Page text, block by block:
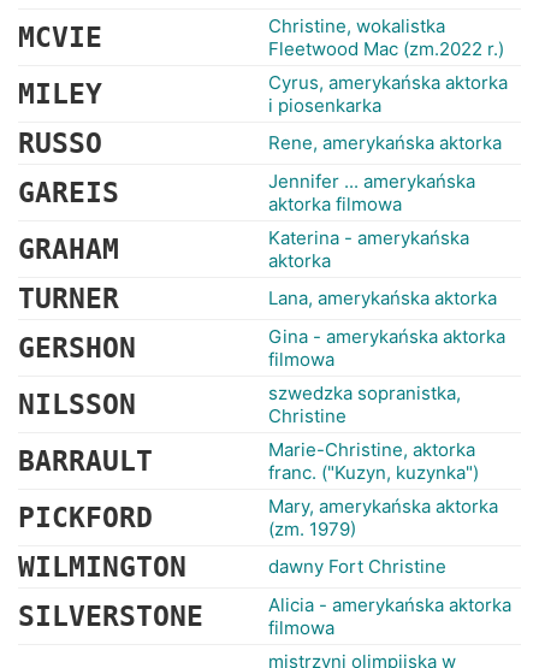
MCVIE
Christine, wokalistka
Fleetwood Mac (zm.2022 r.)
MILEY
Cyrus, amerykańska aktorka
i piosenkarka
RUSSO Rene, amerykańska aktorka
GAREIS
Jennifer ... amerykańska
aktorka filmowa
GRAHAM
Katerina - amerykańska
aktorka
TURNER Lana, amerykańska aktorka
GERSHON
Gina - amerykańska aktorka
filmowa
NILSSON
szwedzka sopranistka,
Christine
BARRAULT
Marie-Christine, aktorka
franc. ("Kuzyn, kuzynka")
PICKFORD
Mary, amerykańska aktorka
(zm. 1979)
WILMINGTON dawny Fort Christine
SILVERSTONE
Alicia - amerykańska aktorka
filmowa
mistrzyni olimpijska w